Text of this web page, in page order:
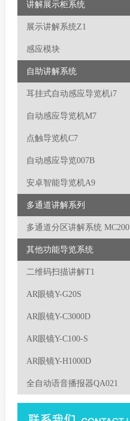
讲解展示柜系统
展示讲解系统Z1
感应模块
自助讲解系统
耳挂式自动感应导览机i7
自动感应导览机M7
点触导览机C7
自动感应导览007B
安卓智能导览机A9
多通道讲解系列
多通道分区讲解系统 MC200
其他功能导览系统
二维码扫描讲解T1
AR眼镜Y-G20S
AR眼镜Y-C3000D
AR眼镜Y-C100-S
AR眼镜Y-H1000D
全自动语音播报器QA021